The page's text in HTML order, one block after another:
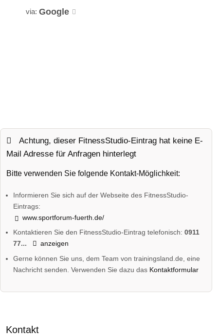
via: Google
Achtung, dieser FitnessStudio-Eintrag hat keine E-
Mail Adresse für Anfragen hinterlegt
Bitte verwenden Sie folgende Kontakt-Möglichkeit:
Informieren Sie sich auf der Webseite des FitnessStudio-
Eintrags:
www.sportforum-fuerth.de/
Kontaktieren Sie den FitnessStudio-Eintrag telefonisch:0911
77...
anzeigen
Gerne können Sie uns, dem Team von trainingsland.de, eine
Nachricht senden. Verwenden Sie dazu das Kontaktformular
Kontakt